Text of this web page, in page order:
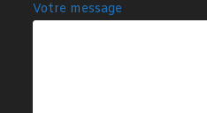
Votre message